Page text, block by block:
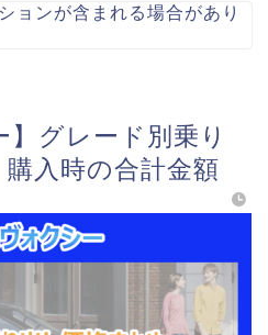
ョンが含まれる場合があり
】グレード別乗り
入時の合計金額